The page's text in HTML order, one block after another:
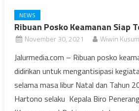
NEWS
Ribuan Posko Keamanan Siap
November 30, 2021 Wiwin
Jalurmedia.com – Ribuan posko
didirikan untuk mengantisipasi
selama masa libur Natal dan Tahun
Hartono selaku Kepala Biro